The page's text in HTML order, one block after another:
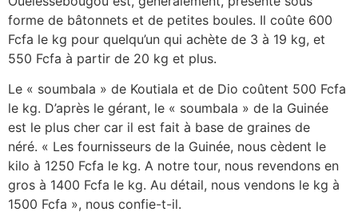
forme de bâtonnets et de petites boules. Il coûte 600
Fcfa le kg pour quelqu’un qui achète de 3 à 19 kg, et
550 Fcfa à partir de 20 kg et plus.
Le « soumbala » de Koutiala et de Dio coûtent 500 Fcfa
le kg. D’après le gérant, le « soumbala » de la Guinée
est le plus cher car il est fait à base de graines de
néré. « Les fournisseurs de la Guinée, nous cèdent le
kilo à 1250 Fcfa le kg. A notre tour, nous revendons en
gros à 1400 Fcfa le kg. Au détail, nous vendons le kg à
1500 Fcfa », nous confie-t-il.